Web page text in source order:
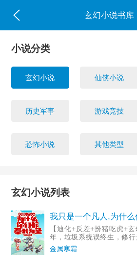
玄幻小说书库
小说分类
玄幻小说 仙侠小说
历史军事 游戏竞技
恐怖小说 其他类型
玄幻小说列表
我只是一个凡人,为什
【迪化+反差+扮猪吃虎+
年，垃圾系统误终生，修
人。虽然是凡人，但也要做
可怜少女，人家日后成了名
金属寒霜